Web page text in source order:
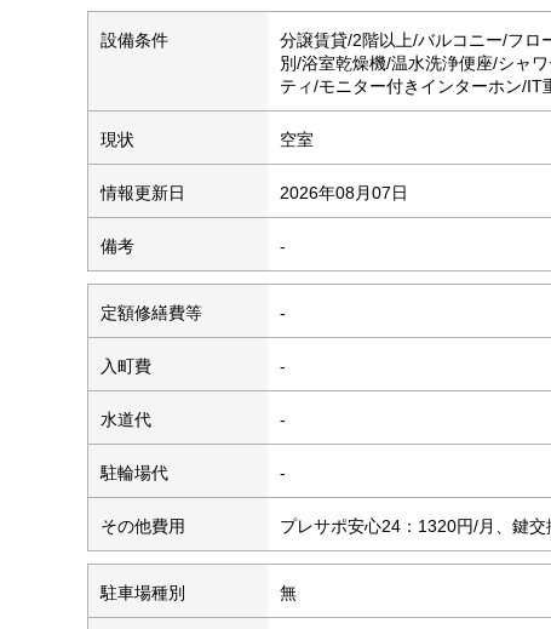
設備条件
分譲賃貸/2階以上/バルコニー/フロ
別/浴室乾燥機/温水洗浄便座/シャ
ティ/モニター付きインターホン/
現状 空室
情報更新日 2026年08月07日
備考 -
定額修繕費等 -
入町費 -
水道代 -
駐輪場代 -
その他費用 プレサポ安心24：1320円/月、鍵
駐車場種別 無